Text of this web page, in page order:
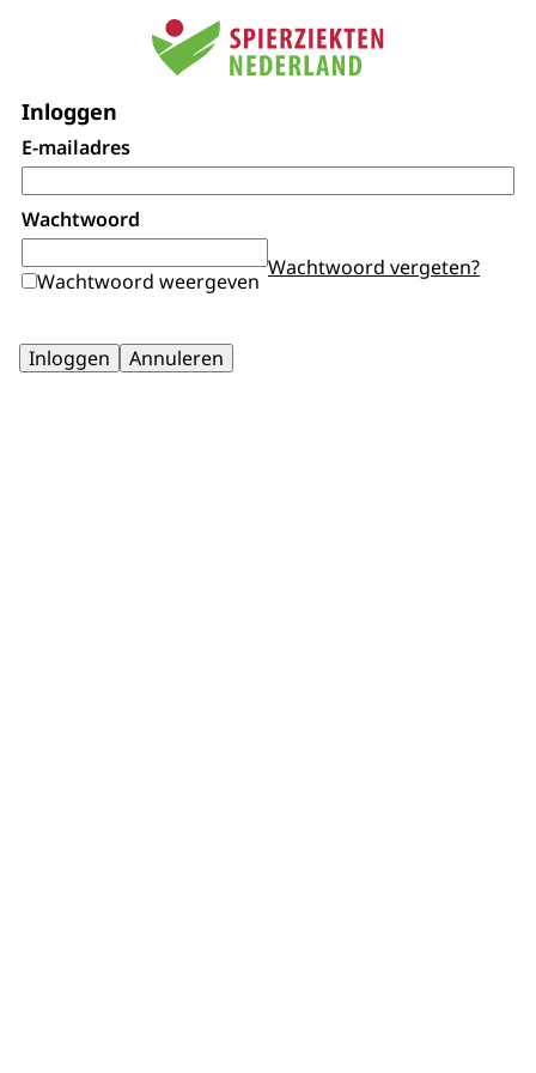
Inloggen
E-mailadres
Wachtwoord
Wachtwoord weergeven
Wachtwoord vergeten?
Inloggen Annuleren